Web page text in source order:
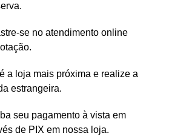
se no atendimento online
a loja mais próxima e realize a
estrangeira.
seu pagamento à vista em
de PIX em nossa loja.